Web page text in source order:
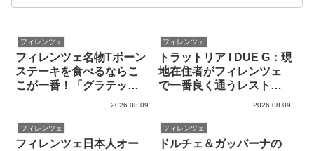
フィレンツェ
フィレンツェ名物Tボーン
ステーキを食べるならこ
こが一番！「グラテッ
2026.08.09
フィレンツェ
トラットリア I DUE G：現
地在住者がフィレンツェ
で一番良く通うレストラ
2026.08.09
フィレンツェ
フィレンツェ日本人オー
フィレンツェ
ドルチェ＆ガッバーナの